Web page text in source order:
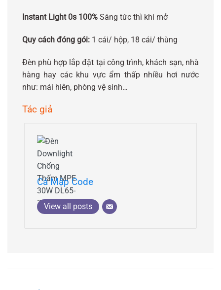
Instant Light 0s 100% Sáng tức thì khi mở
Quy cách đóng gói: 1 cái/ hộp, 18 cái/ thùng
Đèn phù hợp lắp đặt tại công trình, khách sạn, nhà
hàng hay các khu vực ẩm thấp nhiều hơi nước
như: mái hiên, phòng vệ sinh…
Tác giả
Cá Mập Code
View all posts